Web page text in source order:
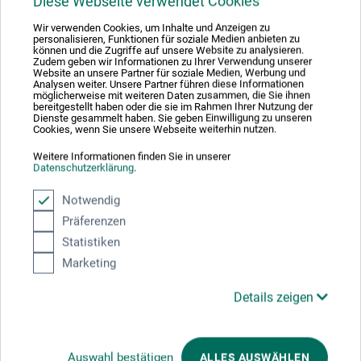
Wir verwenden Cookies, um Inhalte und Anzeigen zu
personalisieren, Funktionen für soziale Medien anbieten zu
können und die Zugriffe auf unsere Website zu analysieren.
Zudem geben wir Informationen zu Ihrer Verwendung unserer
Website an unsere Partner für soziale Medien, Werbung und
Analysen weiter. Unsere Partner führen diese Informationen
möglicherweise mit weiteren Daten zusammen, die Sie ihnen
bereitgestellt haben oder die sie im Rahmen Ihrer Nutzung der
Dienste gesammelt haben. Sie geben Einwilligung zu unseren
Cookies, wenn Sie unsere Webseite weiterhin nutzen.
Weitere Informationen finden Sie in unserer
Datenschutzerklärung.
Notwendig
Präferenzen
Statistiken
Marketing
Details zeigen
Auswahl bestätigen ALLES AUSWÄHLEN
boesner GmbH holding + innovations
Gewerkenstr. 2
58456 Witten
DEUTSCHLAND
pm@boesner.com
Kunden kauften auch